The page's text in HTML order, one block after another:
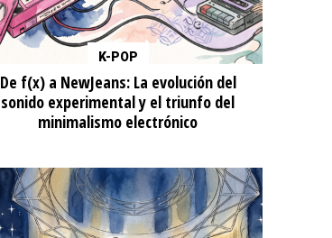
K-POP
De f(x) a NewJeans: La evolución del
sonido experimental y el triunfo del
minimalismo electrónico